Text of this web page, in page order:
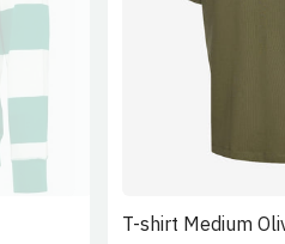
T-shirt Medium